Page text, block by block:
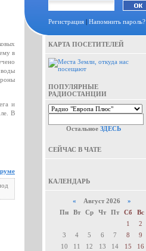
в
воды
и
В
Регистрация | Напомнить пароль?
КАРТА ПОСЕТИТЕЛЕЙ
ПОПУЛЯРНЫЕ
РАДИОСТАНЦИИ
Остальное ЗДЕСЬ
СЕЙЧАС В ЧАТЕ
КАЛЕНДАРЬ
« Август 2026 »
Пн
Вт Ср Чт Пт Сб
Вс
1
2
3
4 5 6 7 8
9
10
11 12 13 14 15
16